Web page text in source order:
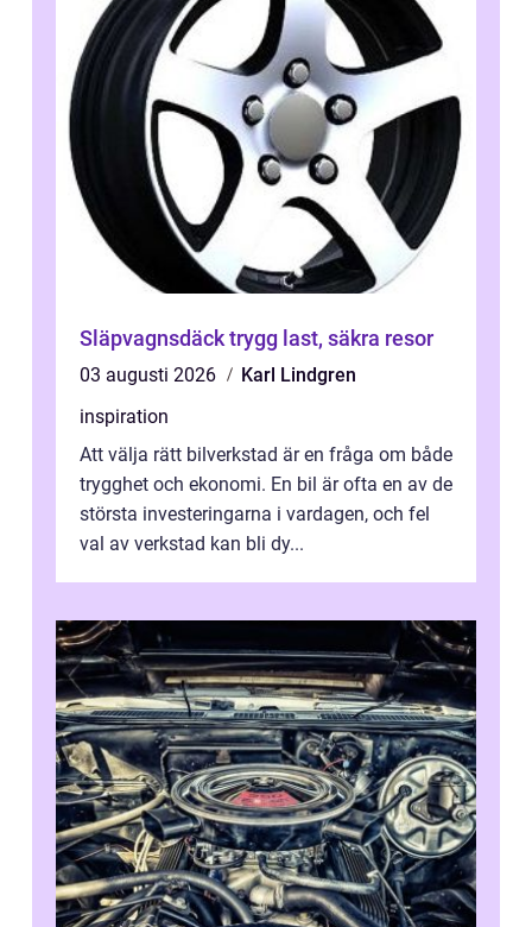
Släpvagnsdäck trygg last, säkra resor
03 augusti 2026
Karl Lindgren
inspiration
Att välja rätt bilverkstad är en fråga om både
trygghet och ekonomi. En bil är ofta en av de
största investeringarna i vardagen, och fel
val av verkstad kan bli dy...